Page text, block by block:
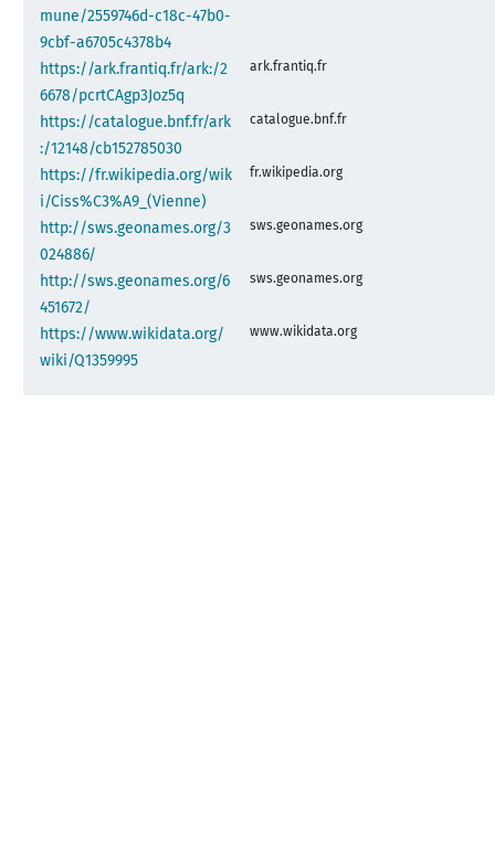
mune/2559746d-c18c-47b0-
9cbf-a6705c4378b4
https://ark.frantiq.fr/ark:/2
6678/pcrtCAgp3Joz5q
ark.frantiq.fr
https://catalogue.bnf.fr/ark
:/12148/cb152785030
catalogue.bnf.fr
https://fr.wikipedia.org/wik
i/Ciss%C3%A9_(Vienne)
fr.wikipedia.org
http://sws.geonames.org/3
024886/
sws.geonames.org
http://sws.geonames.org/6
451672/
sws.geonames.org
https://www.wikidata.org/
wiki/Q1359995
www.wikidata.org